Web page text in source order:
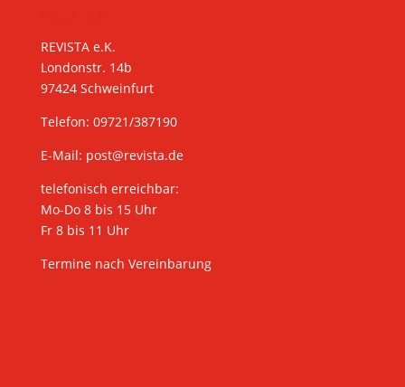
REVISTA e.K.
Londonstr. 14b
97424 Schweinfurt
Telefon: 09721/387190
E-Mail: post@revista.de
telefonisch erreichbar:
Mo-Do 8 bis 15 Uhr
Fr 8 bis 11 Uhr
Termine nach Vereinbarung